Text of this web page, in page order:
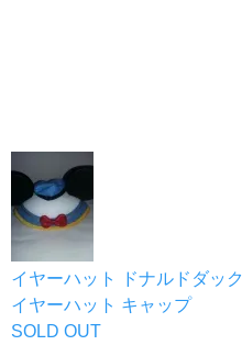
イヤーハット ドナルドダック
イヤーハット キャップ
SOLD OUT